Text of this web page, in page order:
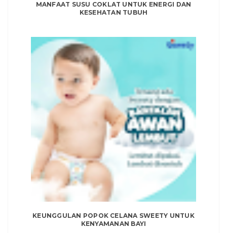
MANFAAT SUSU COKLAT UNTUK ENERGI DAN
KESEHATAN TUBUH
KEUNGGULAN POPOK CELANA SWEETY UNTUK
KENYAMANAN BAYI